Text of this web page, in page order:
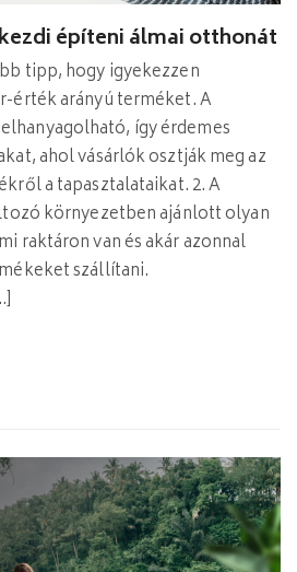
építeni álmai otthonát
tipp, hogy igyekezzen
érték arányú terméket. A
így érdemes
ahol vásárlók osztják meg az
a tapasztalataikat. 2. A
környezetben ajánlott olyan
raktáron van és akár azonnal
szállítani.